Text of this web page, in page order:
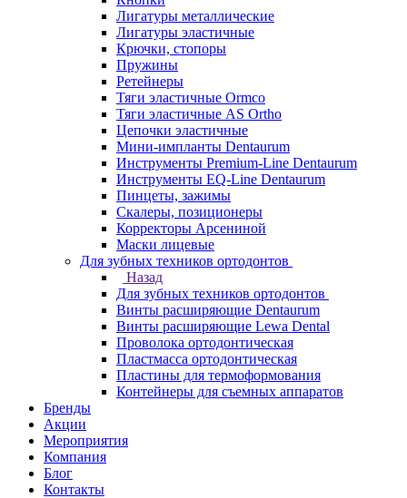
Лигатуры металлические
Лигатуры эластичные
Крючки, стопоры
Пружины
Ретейнеры
Тяги эластичные Ormco
Тяги эластичные AS Ortho
Цепочки эластичные
Мини-импланты Dentaurum
Инструменты Premium-Line Dentaurum
Инструменты EQ-Line Dentaurum
Пинцеты, зажимы
Скалеры, позиционеры
Корректоры Арсениной
Маски лицевые
Для зубных техников ортодонтов
Назад
Для зубных техников ортодонтов
Винты расширяющие Dentaurum
Винты расширяющие Lewa Dental
Проволока ортодонтическая
Пластмасса ортодонтическая
Пластины для термоформования
Контейнеры для съемных аппаратов
Бренды
Акции
Мероприятия
Компания
Блог
Контакты